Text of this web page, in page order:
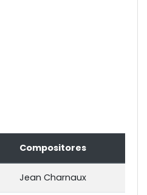
Compositores
Jean Charnaux